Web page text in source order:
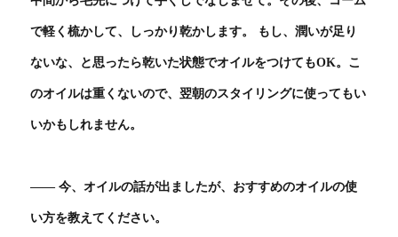
で軽く梳かして、しっかり乾かします。 もし、潤いが足り
ないな、と思ったら乾いた状態でオイルをつけてもOK。こ
のオイルは重くないので、翌朝のスタイリングに使ってもい
いかもしれません。
―― 今、オイルの話が出ましたが、おすすめのオイルの使
い方を教えてください。